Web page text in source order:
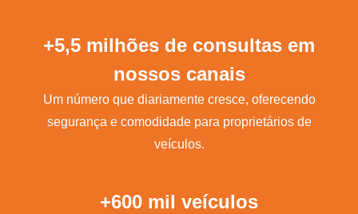
+5,5 milhões de consultas em
nossos canais
Um número que diariamente cresce, oferecendo
segurança e comodidade para proprietários de
veículos.
+600 mil veículos